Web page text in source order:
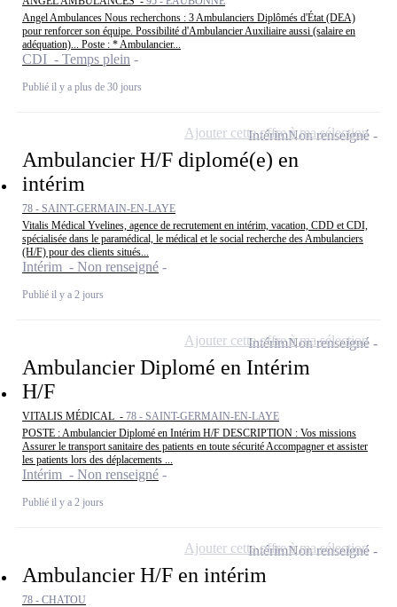
Angel Ambulances Nous recherchons : 3 Ambulanciers Diplômés d'État (DEA)
pour renforcer son équipe. Possibilité d'Ambulancier Auxiliaire aussi (salaire en
adéquation)... Poste : * Ambulancier...
CDI - Temps plein
Publié il y a plus de 30 jours
Ambulancier H/F diplomé(e) en
intérim
78 - SAINT-GERMAIN-EN-LAYE
Vitalis Médical Yvelines, agence de recrutement en intérim, vacation, CDD et CDI,
spécialisée dans le paramédical, le médical et le social recherche des Ambulanciers
(H/F) pour des clients situés...
Intérim - Non renseigné
Publié il y a 2 jours
IntérimNon renseigné
Ajouter cette offre à ma sélection
Ambulancier Diplomé en Intérim
H/F
VITALIS MÉDICAL - 78 - SAINT-GERMAIN-EN-LAYE
POSTE : Ambulancier Diplomé en Intérim H/F DESCRIPTION : Vos missions
Assurer le transport sanitaire des patients en toute sécurité Accompagner et assister
les patients lors des déplacements ...
Intérim - Non renseigné
Publié il y a 2 jours
IntérimNon renseigné
Ajouter cette offre à ma sélection
Ambulancier H/F en intérim
78 - CHATOU
IntérimNon renseigné
Ajouter cette offre à ma sélection